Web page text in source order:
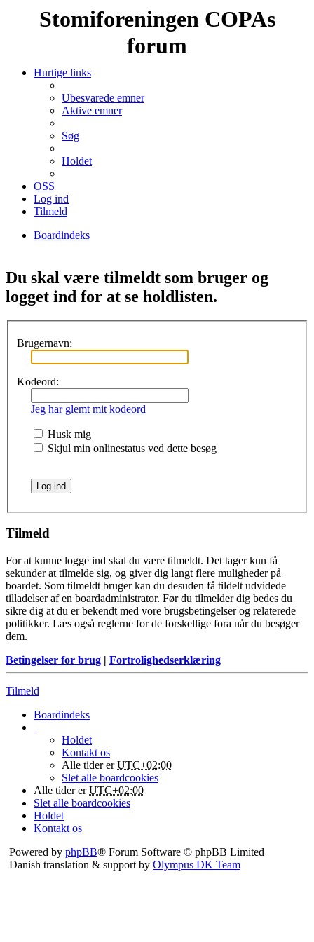
Stomiforeningen COPAs
forum
Hurtige links
Ubesvarede emner
Aktive emner
Søg
Holdet
OSS
Log ind
Tilmeld
Boardindeks
Du skal være tilmeldt som bruger og
logget ind for at se holdlisten.
Brugernavn:
Kodeord:
Jeg har glemt mit kodeord
Husk mig
Skjul min onlinestatus ved dette besøg
Tilmeld
For at kunne logge ind skal du være tilmeldt. Det tager kun få
sekunder at tilmelde sig, og giver dig langt flere muligheder på
boardet. Som tilmeldt bruger kan du desuden få tildelt udvidede
tilladelser af en boardadministrator. Før du tilmelder dig bedes du
sikre dig at du er bekendt med vore brugsbetingelser og relaterede
politikker. Læs også reglerne for de forskellige fora når du besøger
dem.
Betingelser for brug | Fortrolighedserklæring
Tilmeld
Boardindeks
Holdet
Kontakt os
Alle tider erUTC+02:00
Slet alle boardcookies
Alle tider erUTC+02:00
Slet alle boardcookies
Holdet
Kontakt os
Powered by phpBB® Forum Software © phpBB Limited
Danish translation & support by Olympus DK Team